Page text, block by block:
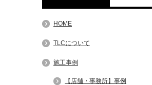
HOME
TLCについて
施工事例
【店舗・事務所】事例